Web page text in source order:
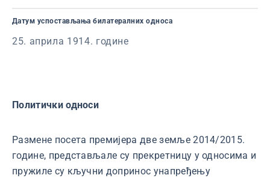
Датум успостављања билатералних односа
25. априла 1914. године
Политички односи
Размене посета премијера две земље 2014/2015.
године, представљале су прекретницу у односима и
пружиле су кључни допринос унапређењу